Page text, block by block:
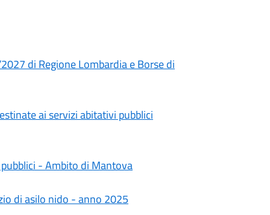
di Regione Lombardia e Borse di
ai servizi abitativi pubblici
- Ambito di Mantova
di asilo nido - anno 2025